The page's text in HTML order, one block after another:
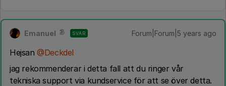
Emanuel SVAR Forum|Forum|5 years ago
Hejsan@Deckdel
jag rekommenderar i detta fall att du ringer vår
tekniska support via kundservice för att se över detta.